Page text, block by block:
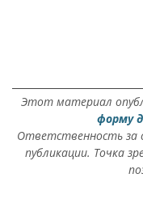
Этот материал
форму
Ответственность за
публикации. Точка